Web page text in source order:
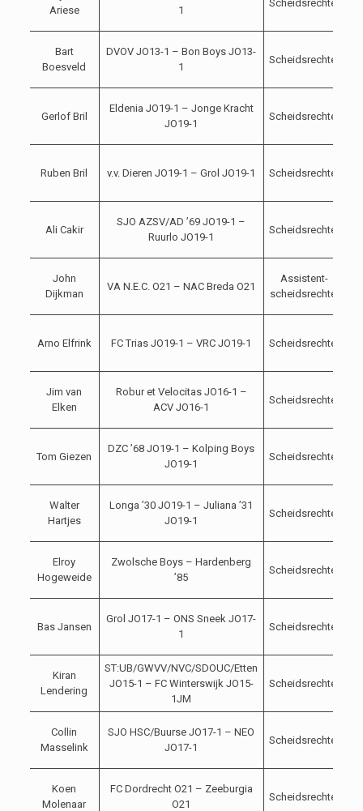
Ariese
1
Scheidsrechter
Bart
Boesveld
DVOV JO13-1 – Bon Boys JO13-
1
Scheidsrechter
Gerlof Bril
Eldenia JO19-1 – Jonge Kracht
JO19-1
Scheidsrechter
Ruben Bril v.v. Dieren JO19-1 – Grol JO19-1 Scheidsrechter
Ali Cakir
SJO AZSV/AD ’69 JO19-1 –
Ruurlo JO19-1
Scheidsrechter
John
Dijkman
VA N.E.C. O21 – NAC Breda O21
Assistent-
scheidsrechter
Arno Elfrink FC Trias JO19-1 – VRC JO19-1 Scheidsrechter
Jim van
Elken
Robur et Velocitas JO16-1 –
ACV JO16-1
Scheidsrechter
Tom Giezen
DZC ’68 JO19-1 – Kolping Boys
JO19-1
Scheidsrechter
Walter
Hartjes
Longa ’30 JO19-1 – Juliana ’31
JO19-1
Scheidsrechter
Elroy
Hogeweide
Zwolsche Boys – Hardenberg
’85
Scheidsrechter
Bas Jansen
Grol JO17-1 – ONS Sneek JO17-
1
Scheidsrechter
Kiran
Lendering
ST:UB/GWVV/NVC/SDOUC/Etten
JO15-1 – FC Winterswijk JO15-
1JM
Scheidsrechter
Collin
Masselink
SJO HSC/Buurse JO17-1 – NEO
JO17-1
Scheidsrechter
Koen
Molenaar
FC Dordrecht O21 – Zeeburgia
O21
Scheidsrechter